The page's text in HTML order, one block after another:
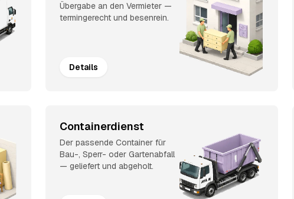
Übergabe an den Vermieter —
termingerecht und besenrein.
Details
Containerdienst
Der passende Container für
Bau-, Sperr- oder Gartenabfall
— geliefert und abgeholt.